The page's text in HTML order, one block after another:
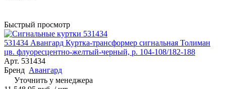
Быстрый просмотр
531434 Авангард Куртка-трансформер сигнальная Толиман
цв. флуоресцентно-желтый-черный, р. 104-108/182-188
Арт. 531434
Бренд Авангард
Уточнить у менеджера